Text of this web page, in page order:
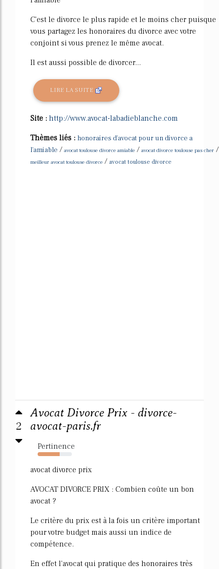
C'est le divorce le plus rapide et le moins cher puisque
vous partagez les honoraires du divorce avec votre
conjoint si vous prenez le même avocat.
Il est aussi possible de divorcer...
LIRE LA SUITE
Site : http://www.avocat-labadieblanche.com
Thèmes liés : honoraires d'avocat pour un divorce a
l'amiable / avocat toulouse divorce amiable / avocat divorce toulouse pas cher /
meilleur avocat toulouse divorce / avocat toulouse divorce
2
Avocat Divorce Prix - divorce-
avocat-paris.fr
Pertinence
64%
avocat divorce prix
AVOCAT DIVORCE PRIX : Combien coûte un bon
avocat ?
Le critère du prix est à la fois un critère important
pour votre budget mais aussi un indice de
compétence.
En effet l'avocat qui pratique des honoraires très